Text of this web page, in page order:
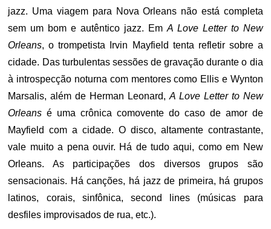
jazz. Uma viagem para Nova Orleans não está completa
sem um bom e autêntico jazz. Em A Love Letter to New
Orleans, o trompetista Irvin Mayfield tenta refletir sobre a
cidade. Das turbulentas sessões de gravação durante o dia
à introspecção noturna com mentores como Ellis e Wynton
Marsalis, além de Herman Leonard, A Love Letter to New
Orleans é uma crônica comovente do caso de amor de
Mayfield com a cidade. O disco, altamente contrastante,
vale muito a pena ouvir. Há de tudo aqui, como em New
Orleans. As participações dos diversos grupos são
sensacionais. Há canções, há jazz de primeira, há grupos
latinos, corais, sinfônica, second lines (músicas para
desfiles improvisados de rua, etc.).